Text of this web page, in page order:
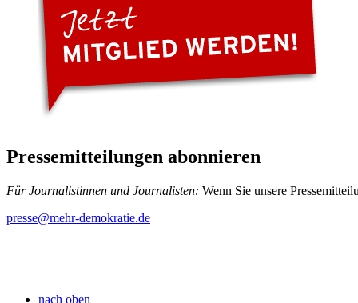
Pressemitteilungen abonnieren
Für Journalistinnen und Journalisten: Wenn Sie unsere
presse@mehr-demokratie.de
nach oben